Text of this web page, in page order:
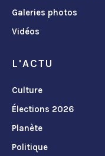
Galeries photos
Vidéos
L'ACTU
Culture
Élections 2026
Planète
Politique